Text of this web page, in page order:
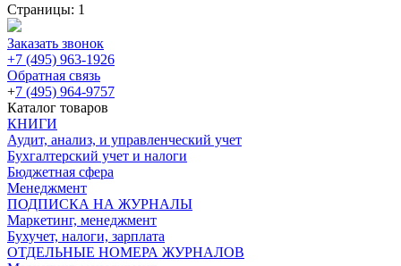
Страницы: 1
Заказать звонок
+7 (495) 963-1926
Обратная связь
+7 (495) 964-9757
Каталог товаров
КНИГИ
Аудит, анализ, и управленческий учет
Бухгалтерский учет и налоги
Бюджетная сфера
Менеджмент
ПОДПИСКА НА ЖУРНАЛЫ
Маркетинг, менеджмент
Бухучет, налоги, зарплата
ОТДЕЛЬНЫЕ НОМЕРА ЖУРНАЛОВ